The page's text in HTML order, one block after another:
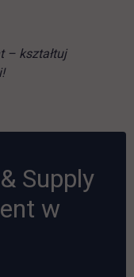
– kształtuj
Supply
w